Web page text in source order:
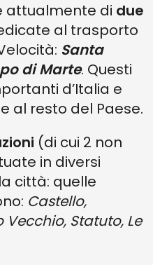
attualmente di due
al trasporto
Santa
di Marte. Questi
d’Italia e
al resto del Paese.
(di cui 2 non
in diversi
città: quelle
Castello,
Vecchio, Statuto, Le